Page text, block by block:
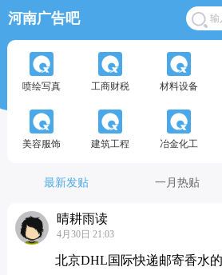
河南广告吧
喷绘写真 工商财税 材料设备
美容服饰 建筑工程 冶金化工
最新发贴 一月热贴
晴耕雨读
4月30日 21:03
北京DHL国际快递邮寄香水